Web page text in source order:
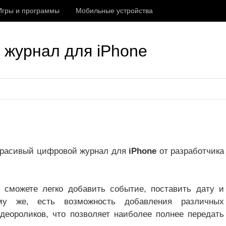
и программы Мобильные устройства
для iPhone
цифровой журнал для iPhone от разработчика
легко добавить событие, поставить дату и
же, есть возможность добавления различных
что позволяет наиболее полнее передать